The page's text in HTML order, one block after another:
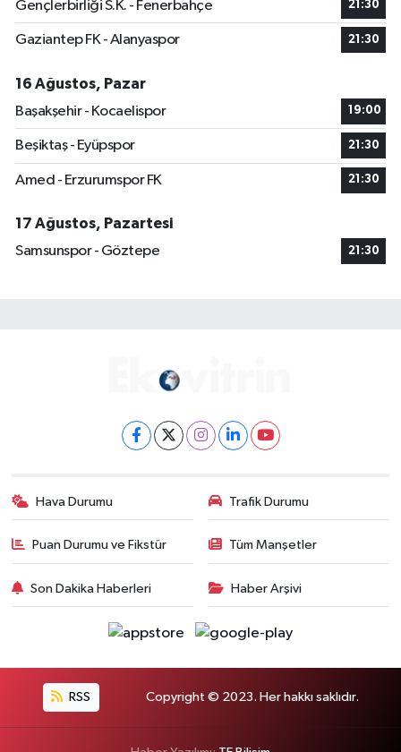
Gençlerbirliği S.K. - Fenerbahçe 21:30
Gaziantep FK - Alanyaspor 21:30
16 Ağustos, Pazar
Başakşehir - Kocaelispor
19:00
Beşiktaş - Eyüpspor 21:30
Amed - Erzurumspor FK 21:30
17 Ağustos, Pazartesi
Samsunspor - Göztepe
21:30
Hava Durumu Trafik Durumu
Puan Durumu ve Fikstür Tüm Manşetler
Son Dakika Haberleri Haber Arşivi
RSS Copyright © 2023. Her hakkı saklıdır.